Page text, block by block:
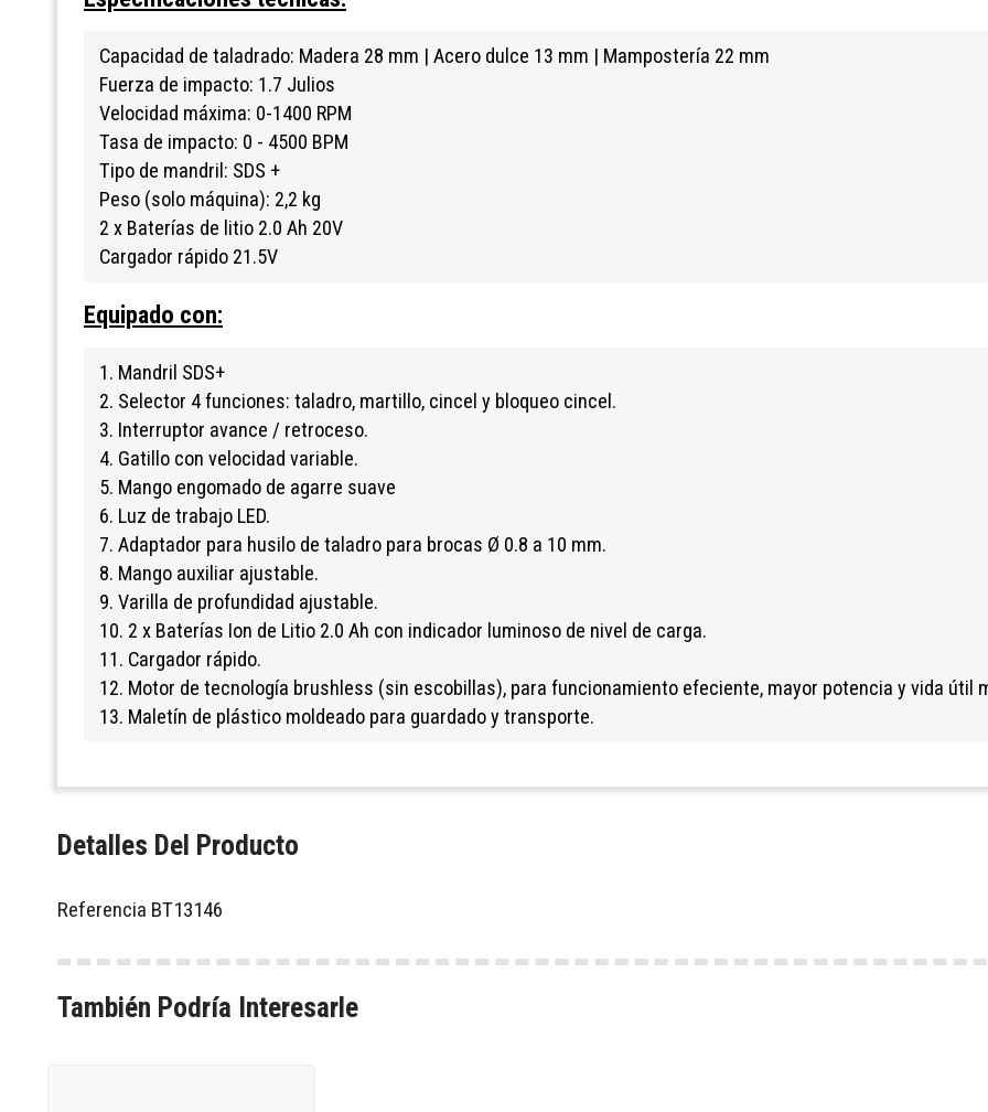
Capacidad de taladrado: Madera 28 mm | Acero dulce 13 mm | Mampostería 22 mm
Fuerza de impacto: 1.7 Julios
Velocidad máxima: 0-1400 RPM
Tasa de impacto: 0 - 4500 BPM
Tipo de mandril: SDS +
Peso (solo máquina): 2,2 kg
2 x Baterías de litio 2.0 Ah 20V
Cargador rápido 21.5V
Equipado con:
1. Mandril SDS+
2. Selector 4 funciones: taladro, martillo, cincel y bloqueo cincel.
3. Interruptor avance / retroceso.
4. Gatillo con velocidad variable.
5. Mango engomado de agarre suave
6. Luz de trabajo LED.
7. Adaptador para husilo de taladro para brocas Ø 0.8 a 10 mm.
8. Mango auxiliar ajustable.
9. Varilla de profundidad ajustable.
10. 2 x Baterías Ion de Litio 2.0 Ah con indicador luminoso de nivel de carga.
11. Cargador rápido.
12. Motor de tecnología brushless (sin escobillas), para funcionamiento efeciente, mayor potencia y vida útil
13. Maletín de plástico moldeado para guardado y transporte.
Detalles Del Producto
Referencia BT13146
También Podría Interesarle